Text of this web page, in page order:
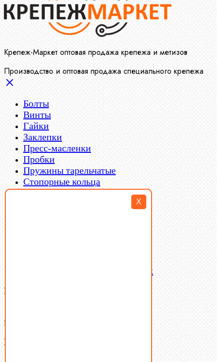
X
Крепеж-Маркет оптовая продажа крепежа и метизов
Производство и оптовая продажа специального крепежа
Болты
Винты
Гайки
Заклепки
Пресс-масленки
Пробки
Пружины тарельчатые
Стопорные кольца
Такелаж
Латунный и бронзовый крепеж
Ваша корзина
В корзине нет товаров.
Поиск